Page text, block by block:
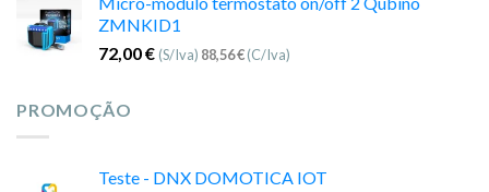
ZMNKID1
72,00€ (S/Iva) 88,56€(C/Iva)
PROMOÇÃO
Teste - DNX DOMOTICA IOT